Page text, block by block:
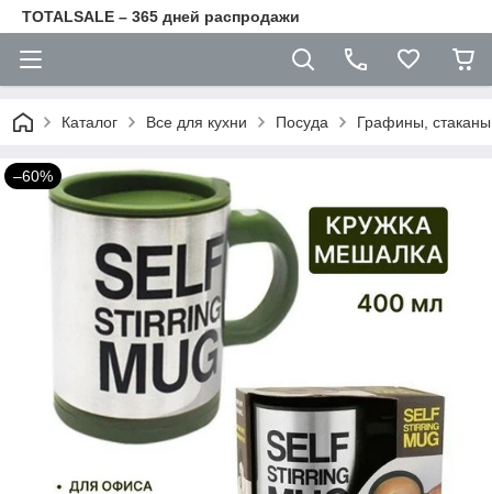
TOTALSALE – 365 дней распродажи
Каталог Все для кухни Посуда Графины,
–60%